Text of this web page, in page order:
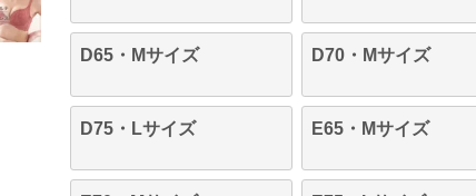
D65・Mサイズ D70・Mサイズ
D75・Lサイズ E65・Mサイズ